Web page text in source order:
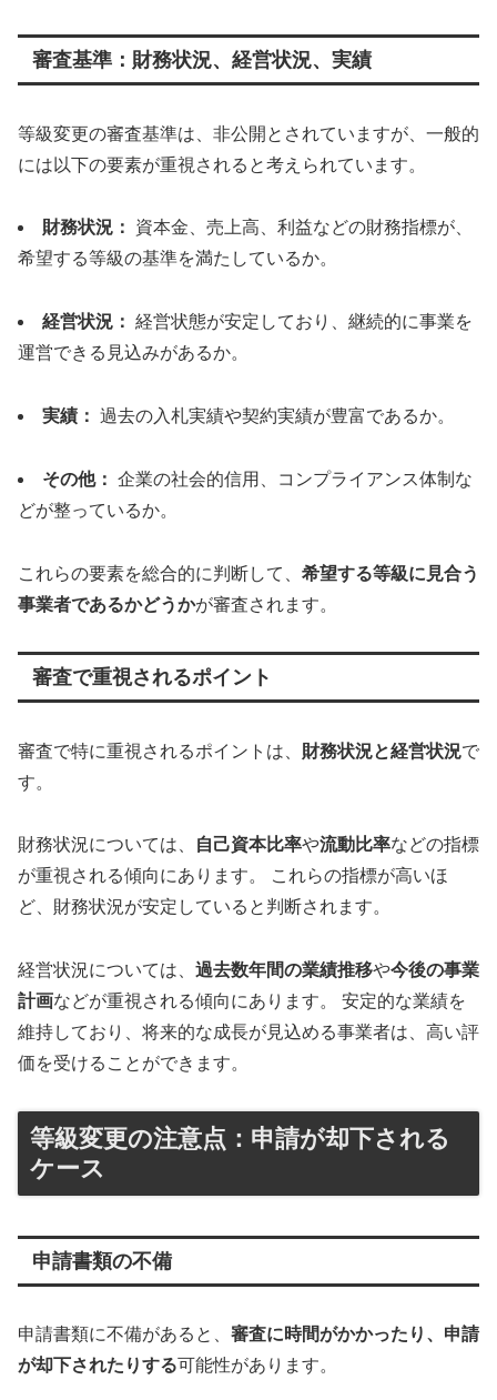
審査基準：財務状況、経営状況、実績
等級変更の審査基準は、非公開とされていますが、一般的
には以下の要素が重視されると考えられています。
財務状況：
資本金、売上高、利益などの財務指標が、
希望する等級の基準を満たしているか。
経営状況： 経営状態が安定しており、継続的に事業を
運営できる見込みがあるか。
実績： 過去の入札実績や契約実績が豊富であるか。
その他： 企業の社会的信用、コンプライアンス体制な
どが整っているか。
これらの要素を総合的に判断して、 希望する等級に見合う
事業者であるかどうかが審査されます。
審査で重視されるポイント
審査で特に重視されるポイントは、 財務状況と経営状況で
す。
財務状況については、 自己資本比率や流動比率などの指標
が重視される傾向にあります。 これらの指標が高いほ
ど、財務状況が安定していると判断されます。
経営状況については、 過去数年間の業績推移や今後の事業
計画などが重視される傾向にあります。 安定的な業績を
維持しており、将来的な成長が見込める事業者は、高い評
価を受けることができます。
等級変更の注意点：申請が却下される
ケース
申請書類の不備
申請書類に不備があると、 審査に時間がかかったり、申請
が却下されたりする可能性があります。